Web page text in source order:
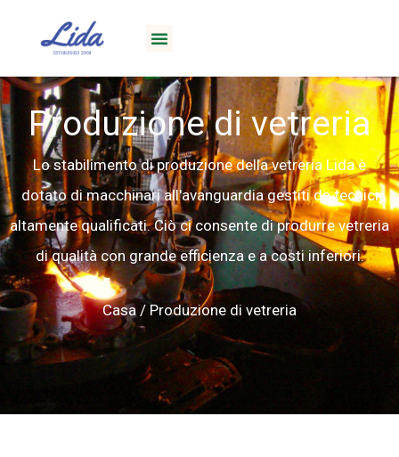
Produzione di vetreria
Lo stabilimento di produzione della vetreria Lida è
dotato di macchinari all'avanguardia gestiti da tecnici
altamente qualificati. Ciò ci consente di produrre vetreria
di qualità con grande efficienza e a costi inferiori.
Casa / Produzione di vetreria